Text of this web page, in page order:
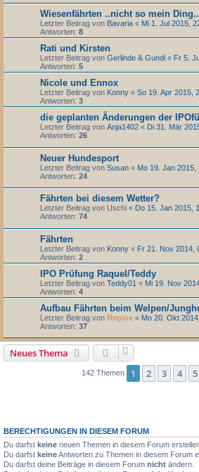
Wiesenfährten ..nicht so mein
Letzter Beitrag von Bavaria « Mi 1. Jul 2015,
Antworten: 8
Rati und Kirsten
Letzter Beitrag von Gerlinde & Gundi « Fr 5.
Antworten: 5
Nicole und Ennox
Letzter Beitrag von Konny « So 19. Apr 2015,
Antworten: 3
die geplanten Änderungen der
Letzter Beitrag von Anja1402 « Di 31. Mär
Antworten: 26
Neuer Hundesport
Letzter Beitrag von Susan « Mo 19. Jan 2015,
Antworten: 24
Fährten bei diesem Wetter?
Letzter Beitrag von Uschi « Do 15. Jan 2015,
Antworten: 74
Fährten
Letzter Beitrag von Konny « Fr 21. Nov 2014,
Antworten: 2
IPO Prüfung Raquel/Teddy
Letzter Beitrag von Teddy01 « Mi 19. Nov
Antworten: 4
Aufbau Fährten beim Welpen/
Letzter Beitrag von Regine « Mo 20. Okt
Antworten: 37
Neues Thema
142 Themen 1 2 3 4 5
BERECHTIGUNGEN IN DIESEM FORUM
Du darfst keine neuen Themen in diesem Forum
Du darfst keineAntworten zu Themen in diesem Forum
Du darfst deine Beiträge in diesem Forum nicht ändern.